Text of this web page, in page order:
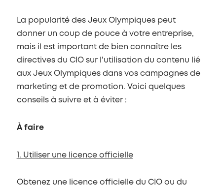
La popularité des Jeux Olympiques peut
donner un coup de pouce à votre entreprise,
mais il est important de bien connaître les
directives du CIO sur l'utilisation du contenu lié
aux Jeux Olympiques dans vos campagnes de
marketing et de promotion. Voici quelques
conseils à suivre et à éviter :
À faire
1. Utiliser une licence officielle
Obtenez une licence officielle du CIO ou du